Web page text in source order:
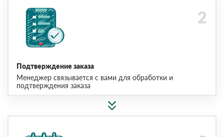
Подтверждение заказа
Менеджер связывается с вами для обработки и
подтверждения заказа